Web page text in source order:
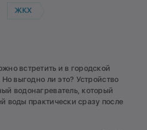
ЖКХ
встретить и в городской
выгодно ли это? Устройство
водонагреватель, который
воды практически сразу после